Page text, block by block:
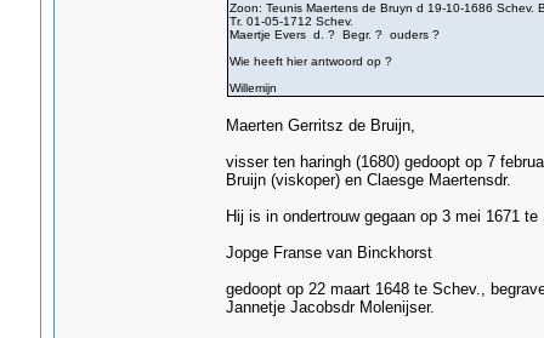
Zoon: Teunis Maertens de Bruyn d 19-10-1686 Schev.
Tr. 01-05-1712 Schev.
Maertje Evers d. ? Begr. ? ouders ?
Wie heeft hier antwoord op ?
Willemijn
Maerten Gerritsz de Bruijn,
visser ten haringh (1680) gedoopt op 7
Bruijn (viskoper) en Claesge Maertensdr.
Hij is in ondertrouw gegaan op 3 mei 1671
Jopge Franse van Binckhorst
gedoopt op 22 maart 1648 te Schev.,
Jannetje Jacobsdr Molenijser.